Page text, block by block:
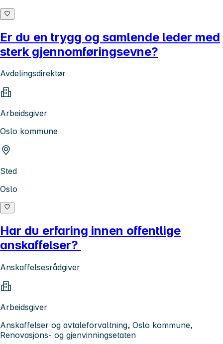
Er du en trygg og samlende leder med
sterk gjennomføringsevne?
Avdelingsdirektør
Arbeidsgiver
Oslo kommune
Sted
Oslo
Har du erfaring innen offentlige
anskaffelser?
Anskaffelsesrådgiver
Arbeidsgiver
Anskaffelser og avtaleforvaltning, Oslo kommune,
Renovasjons- og gjenvinningsetaten